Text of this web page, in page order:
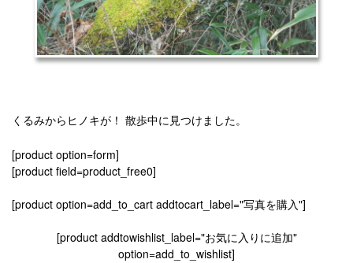
くるみからヒノキが！ 散歩中に見つけました。
[product option=form]
[product field=product_free0]
[product option=add_to_cart addtocart_label="写真を購入"]
[product addtowishlist_label="お気に入りに追加"
option=add_to_wishlist]